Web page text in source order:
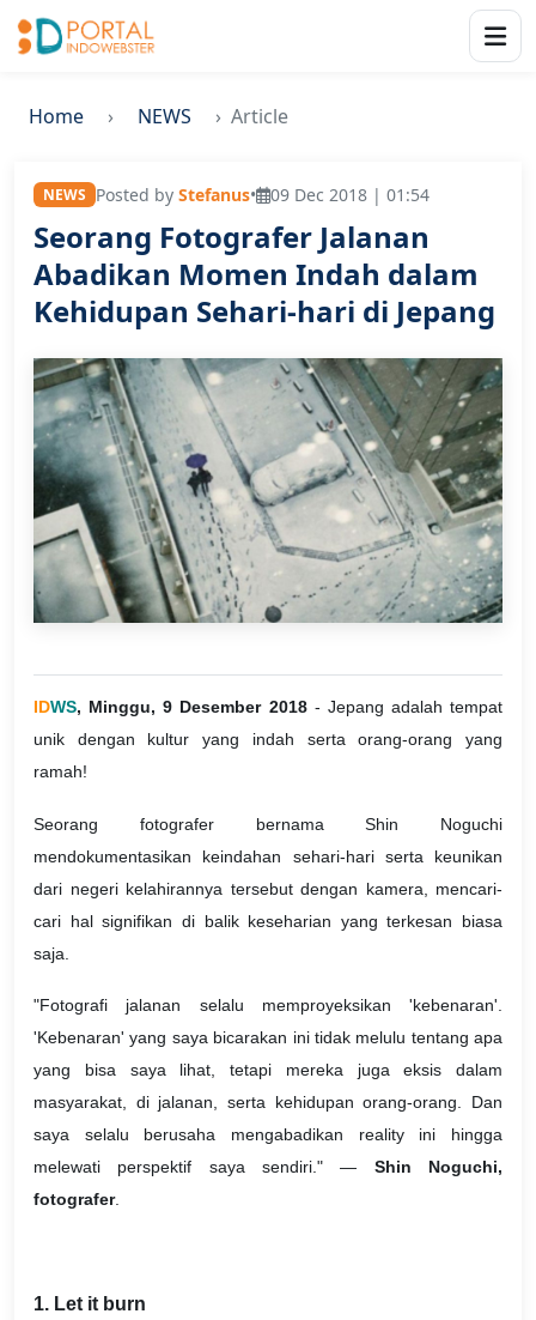
Home NEWS Article
NEWS Posted by Stefanus• 09 Dec 2018 | 01:54
Seorang Fotografer Jalanan
Abadikan Momen Indah dalam
Kehidupan Sehari-hari di Jepang
IDWS, Minggu, 9 Desember 2018- Jepang adalah tempat
unik dengan kultur yang indah serta orang-orang yang
ramah!
Seorang fotografer bernama Shin Noguchi
mendokumentasikan keindahan sehari-hari serta keunikan
dari negeri kelahirannya tersebut dengan kamera, mencari-
cari hal signifikan di balik keseharian yang terkesan biasa
saja.
"Fotografi jalanan selalu memproyeksikan 'kebenaran'.
'Kebenaran' yang saya bicarakan ini tidak melulu tentang apa
yang bisa saya lihat, tetapi mereka juga eksis dalam
masyarakat, di jalanan, serta kehidupan orang-orang. Dan
saya selalu berusaha mengabadikan reality ini hingga
melewati perspektif saya sendiri." — Shin Noguchi,
fotografer.
1. Let it burn